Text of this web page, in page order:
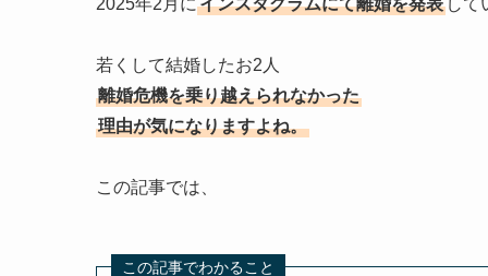
若くして結婚したお2人
離婚危機を乗り越えられなかった
理由が気になりますよね。
この記事では、
この記事でわかること